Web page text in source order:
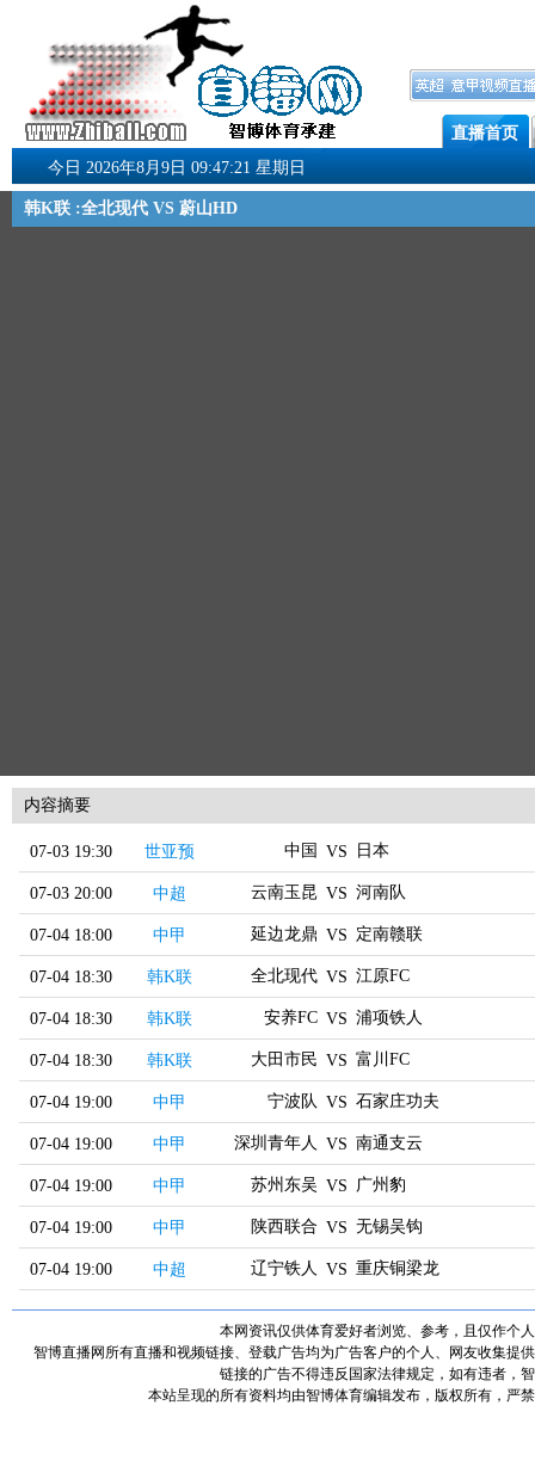
直播首页
今日 2026年8月9日 09:47:21 星期日
韩K联 :全北现代 VS 蔚山HD
内容摘要
07-03 19:30 世亚预 中国 VS 日本
07-03 20:00 中超 云南玉昆 VS 河南队
07-04 18:00 中甲 延边龙鼎 VS 定南赣联
07-04 18:30 韩K联 全北现代 VS 江原FC
07-04 18:30 韩K联 安养FC VS 浦项铁人
07-04 18:30 韩K联 大田市民 VS 富川FC
07-04 19:00 中甲 宁波队 VS 石家庄功夫
07-04 19:00 中甲 深圳青年人 VS 南通支云
07-04 19:00 中甲 苏州东吴 VS 广州豹
07-04 19:00 中甲 陕西联合 VS 无锡吴钩
07-04 19:00 中超 辽宁铁人 VS 重庆铜梁龙
本网资讯仅供体育爱好者浏览、参考，且仅作个
智博直播网所有直播和视频链接、登载广告均为广告客户的个人、网友收集提
链接的广告不得违反国家法律规定，如有违者，
本站呈现的所有资料均由智博体育编辑发布，版权所有，严